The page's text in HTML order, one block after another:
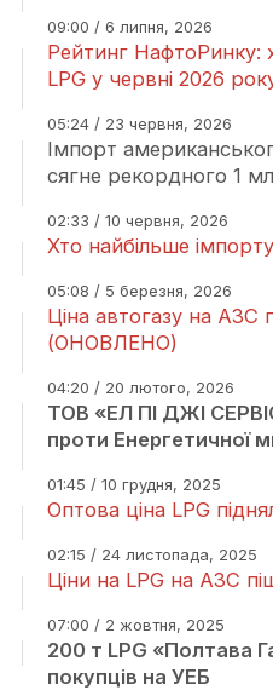
09:00 / 6 липня, 2026
Рейтинг НафтоРинку:
LPG у червні 2026
05:24 / 23 червня, 2026
Імпорт
сягне рекордного 1
02:33 / 10 червня, 2026
Хто найбільше
05:08 / 5 березня, 2026
Ціна автогазу на
(ОНОВЛЕНО)
04:20 / 20 лютого, 2026
ТОВ «ЕЛ ПІ ДЖІ
проти Енергетичної
01:45 / 10 грудня, 2025
Оптова ціна LPG
02:15 / 24 листопада, 2025
Ціни на LPG на АЗС
07:00 / 2 жовтня, 2025
200 т LPG «Полтава
покупців на УЕБ